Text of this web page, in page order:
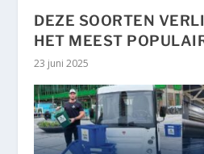
DEZE SOORTEN
HET MEEST
23 juni 2025